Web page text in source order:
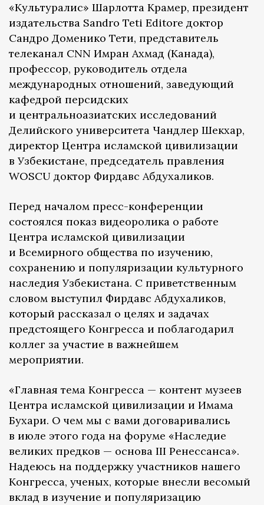
«Культуралис» Шарлотта Крамер, президент
издательства Sandro Teti Editore доктор
Сандро Доменико Тети, представитель
телеканал CNN Имран Ахмад (Канада),
профессор, руководитель отдела
международных отношений, заведующий
кафедрой персидских
и центральноазиатских исследований
Делийского университета Чандлер Шекхар,
директор Центра исламской цивилизации
в Узбекистане, председатель правления
WOSCU доктор Фирдавс Абдухаликов.
Перед началом пресс-конференции
состоялся показ видеоролика о работе
Центра исламской цивилизации
и Всемирного общества по изучению,
сохранению и популяризации культурного
наследия Узбекистана. С приветственным
словом выступил Фирдавс Абдухаликов,
который рассказал о целях и задачах
предстоящего Конгресса и поблагодарил
коллег за участие в важнейшем
мероприятии.
«Главная тема Конгресса — контент музеев
Центра исламской цивилизации и Имама
Бухари. О чем мы с вами договаривались
в июле этого года на форуме «Наследие
великих предков — основа III Ренессанса».
Надеюсь на поддержку участников нашего
Конгресса, ученых, которые внесли весомый
вклад в изучение и популяризацию